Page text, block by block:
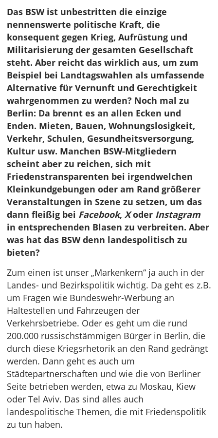
Das BSW ist unbestritten die einzige
nennenswerte politische Kraft, die
konsequent gegen Krieg, Aufrüstung und
Militarisierung der gesamten Gesellschaft
steht. Aber reicht das wirklich aus, um zum
Beispiel bei Landtagswahlen als umfassende
Alternative für Vernunft und Gerechtigkeit
wahrgenommen zu werden? Noch mal zu
Berlin: Da brennt es an allen Ecken und
Enden. Mieten, Bauen, Wohnungslosigkeit,
Verkehr, Schulen, Gesundheitsversorgung,
Kultur usw. Manchen BSW-Mitgliedern
scheint aber zu reichen, sich mit
Friedenstransparenten bei irgendwelchen
Kleinkundgebungen oder am Rand größerer
Veranstaltungen in Szene zu setzen, um das
dann fleißig bei Facebook, Xoder Instagram
in entsprechenden Blasen zu verbreiten. Aber
was hat das BSW denn landespolitisch zu
bieten?
Zum einen ist unser „Markenkern“ ja auch in der
Landes- und Bezirkspolitik wichtig. Da geht es z.B.
um Fragen wie Bundeswehr-Werbung an
Haltestellen und Fahrzeugen der
Verkehrsbetriebe. Oder es geht um die rund
200.000 russischstämmigen Bürger in Berlin, die
durch diese Kriegsrhetorik an den Rand gedrängt
werden. Dann geht es auch um
Städtepartnerschaften und wie die von Berliner
Seite betrieben werden, etwa zu Moskau, Kiew
oder Tel Aviv. Das sind alles auch
landespolitische Themen, die mit Friedenspolitik
zu tun haben.